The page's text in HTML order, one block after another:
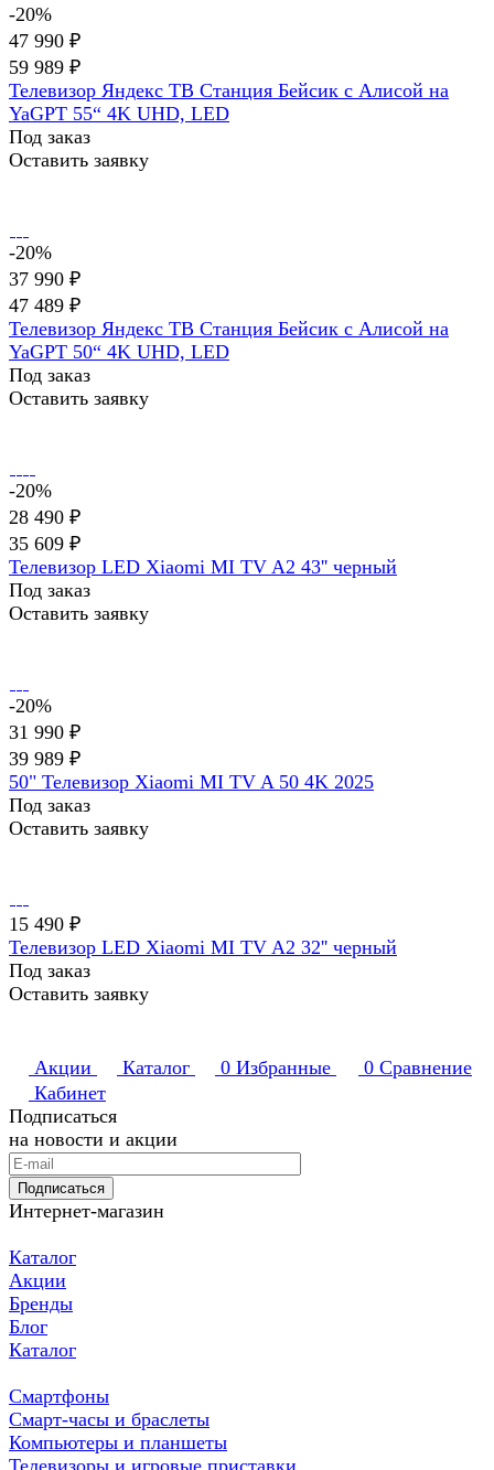
-20%
47 990 ₽
59 989 ₽
Телевизор Яндекс ТВ Станция Бейсик с Алисой на
YaGPT 55“ 4K UHD, LED
Под заказ
Оставить заявку
-20%
37 990 ₽
47 489 ₽
Телевизор Яндекс ТВ Станция Бейсик с Алисой на
YaGPT 50“ 4K UHD, LED
Под заказ
Оставить заявку
-20%
28 490 ₽
35 609 ₽
Телевизор LED Xiaomi MI TV A2 43'' черный
Под заказ
Оставить заявку
-20%
31 990 ₽
39 989 ₽
50" Телевизор Xiaomi MI TV A 50 4K 2025
Под заказ
Оставить заявку
15 490 ₽
Телевизор LED Xiaomi MI TV A2 32'' черный
Под заказ
Оставить заявку
Акции Каталог 0 Избранные 0 Сравнение
Кабинет
Подписаться
на новости и акции
Подписаться
Интернет-магазин
Каталог
Акции
Бренды
Блог
Каталог
Смартфоны
Смарт-часы и браслеты
Компьютеры и планшеты
Телевизоры и игровые приставки